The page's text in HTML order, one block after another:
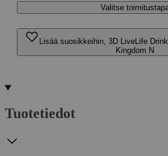
Valitse
Lisää suosikkeihin, 3D LiveLife
Kingdom N
Tuotetiedot